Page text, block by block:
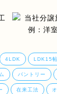
4LDK LDK15
パントリー
在来工法